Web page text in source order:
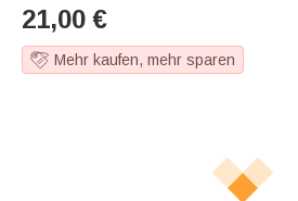
21,00 €
Mehr kaufen, mehr sparen